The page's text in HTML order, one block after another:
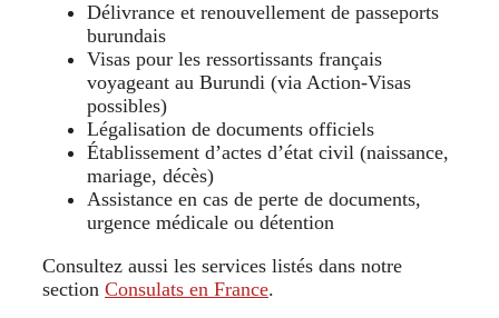
Délivrance et renouvellement de passeports
burundais
Visas pour les ressortissants français
voyageant au Burundi (via Action‑Visas
possibles)
Légalisation de documents officiels
Établissement d’actes d’état civil (naissance,
mariage, décès)
Assistance en cas de perte de documents,
urgence médicale ou détention
Consultez aussi les services listés dans notre
section Consulats en France.